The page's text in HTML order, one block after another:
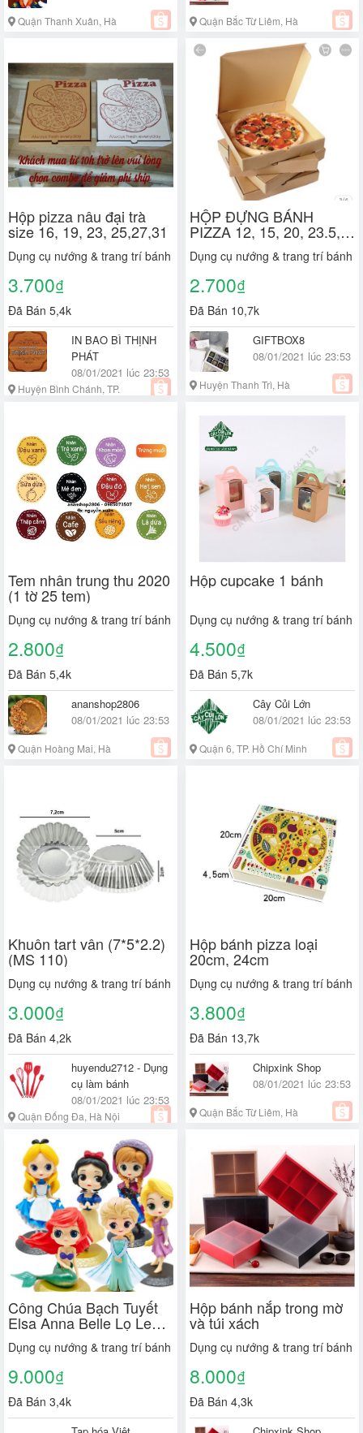
Quận Thanh Xuân, Hà
Quận Bắc Từ Liêm, Hà
Hộp pizza nâu đại trà
size 16, 19, 23, 25,27,31
Dụng cụ nướng & trang trí bánh
3.700₫
Đã Bán 5,4k
IN BAO BÌ THỊNH
PHÁT
08/01/2021 lúc 23:53
Huyện Bình Chánh, TP.
HỘP ĐỰNG BÁNH
PIZZA 12, 15, 20, 23.5,
27 cm
Dụng cụ nướng & trang trí bánh
2.700₫
Đã Bán 10,7k
GIFTBOX8
08/01/2021 lúc 23:53
Huyện Thanh Trì, Hà
Tem nhân trung thu 2020
(1 tờ 25 tem)
Dụng cụ nướng & trang trí bánh
2.800₫
Đã Bán 5,4k
ananshop2806
08/01/2021 lúc 23:53
Quận Hoàng Mai, Hà
Hộp cupcake 1 bánh
Dụng cụ nướng & trang trí bánh
4.500₫
Đã Bán 5,7k
Cây Củi Lớn
08/01/2021 lúc 23:53
Quận 6, TP. Hồ Chí Minh
Khuôn tart vân (7*5*2.2)
(MS 110)
Dụng cụ nướng & trang trí bánh
3.000₫
Đã Bán 4,2k
huyendu2712 - Dụng
cụ làm bánh
08/01/2021 lúc 23:53
Quận Đống Đa, Hà Nội
Hộp bánh pizza loại
20cm, 24cm
Dụng cụ nướng & trang trí bánh
3.800₫
Đã Bán 13,7k
Chipxink Shop
08/01/2021 lúc 23:53
Quận Bắc Từ Liêm, Hà
Công Chúa Bạch Tuyết
Elsa Anna Belle Lọ Lem
Alice Nàng Tiên Cá trang
trí bánh
Dụng cụ nướng & trang trí bánh
9.000₫
Đã Bán 3,4k
Hộp bánh nắp trong mờ
và túi xách
Dụng cụ nướng & trang trí bánh
8.000₫
Đã Bán 4,3k